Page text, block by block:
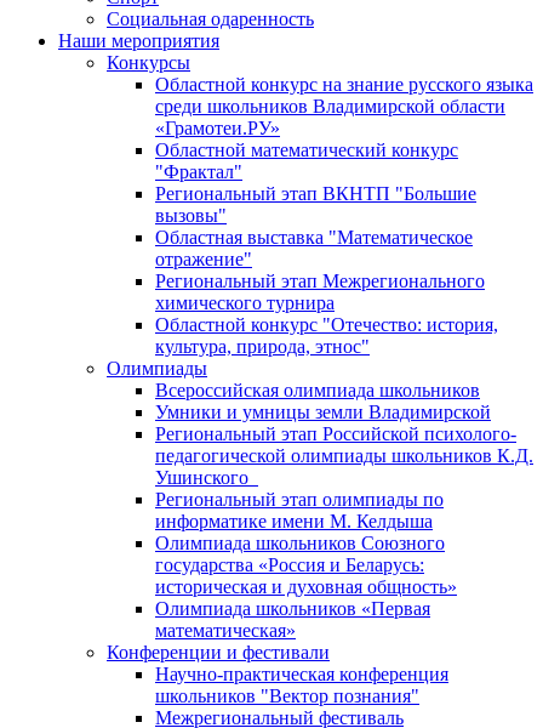
Социальная одаренность
Наши мероприятия
Конкурсы
Областной конкурс на знание русского языка
среди школьников Владимирской области
«Грамотеи.РУ»
Областной математический конкурс
"Фрактал"
Региональный этап ВКНТП "Большие
вызовы"
Областная выставка "Математическое
отражение"
Региональный этап Межрегионального
химического турнира
Областной конкурс "Отечество: история,
культура, природа, этнос"
Олимпиады
Всероссийская олимпиада школьников
Умники и умницы земли Владимирской
Региональный этап Российской психолого-
педагогической олимпиады школьников К.Д.
Ушинского
Региональный этап олимпиады по
информатике имени М. Келдыша
Олимпиада школьников Союзного
государства «Россия и Беларусь:
историческая и духовная общность»
Олимпиада школьников «Первая
математическая»
Конференции и фестивали
Научно-практическая конференция
школьников "Вектор познания"
Межрегиональный фестиваль